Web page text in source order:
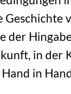
Geschichte
der
in der
in